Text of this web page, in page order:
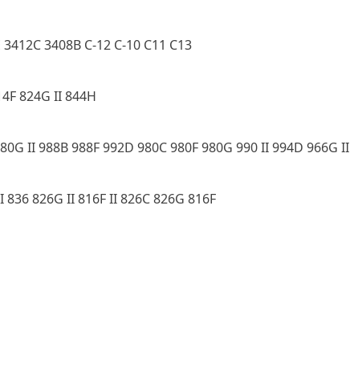
3408B C-12 C-10 C11 C13
824G II 844H
II 988B 988F 992D 980C 980F 980G 990 II 994D 966G II
836 826G II 816F II 826C 826G 816F